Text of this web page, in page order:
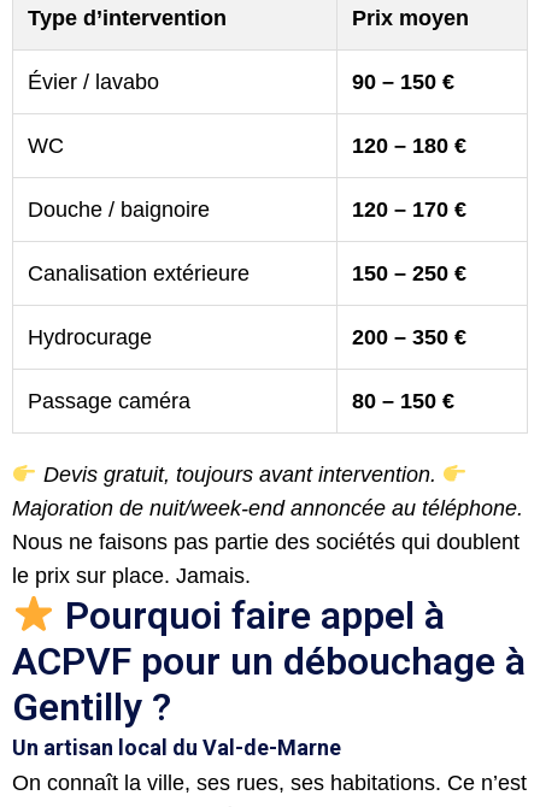
Type d’intervention Prix moyen
Évier / lavabo 90 – 150 €
WC 120 – 180 €
Douche / baignoire 120 – 170 €
Canalisation extérieure 150 – 250 €
Hydrocurage 200 – 350 €
Passage caméra 80 – 150 €
Devis gratuit, toujours avant intervention.
Majoration de nuit/week-end annoncée au téléphone.
Nous ne faisons pas partie des sociétés qui doublent
le prix sur place. Jamais.
Pourquoi faire appel à
ACPVF pour un débouchage à
Gentilly ?
Un artisan local du Val-de-Marne
On connaît la ville, ses rues, ses habitations. Ce n’est